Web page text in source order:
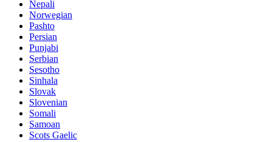
Nepali
Norwegian
Pashto
Persian
Punjabi
Serbian
Sesotho
Sinhala
Slovak
Slovenian
Somali
Samoan
Scots Gaelic